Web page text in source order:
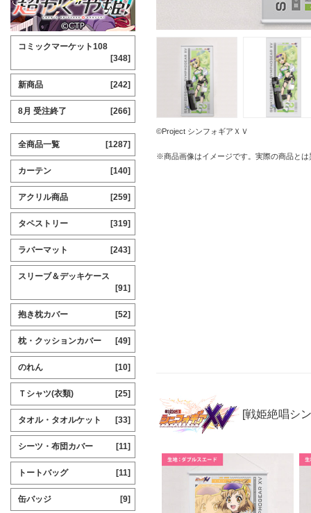
©Project シンフォギアＸＶ
※商品画像はイメージです。実際の商品と
[戦姫絶唱シ
コミックマーケット108
[348]
新商品 [242]
8月 受注終了 [266]
全商品一覧 [1287]
カーテン [140]
アクリル商品 [259]
タペストリー [319]
ラバーマット [243]
スリーブ＆デッキケース
[91]
抱き枕カバー [52]
枕・クッションカバー [49]
のれん [10]
Ｔシャツ(衣類) [25]
タオル・タオルケット [33]
シーツ・布団カバー [11]
トートバッグ [11]
缶バッジ [9]